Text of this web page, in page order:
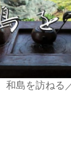
島を訪ねる